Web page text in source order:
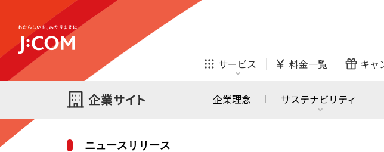
サービス 料金一覧 キャ
テレビ
ほけん ローン 防犯カメラ
企業理念 サステナビリティ
ニュースリリース